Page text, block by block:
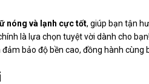
nóng và lạnh cực tốt, giúp bạn tận
là lựa chọn tuyệt vời dành cho
bảo độ bền cao, đồng hành cùng